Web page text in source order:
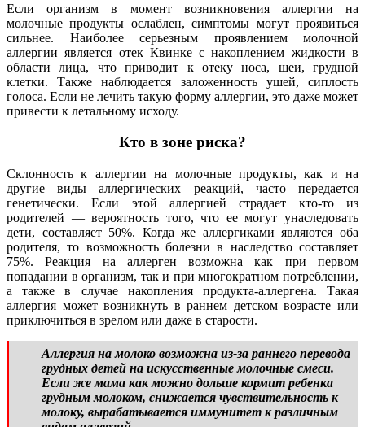
Если организм в момент возникновения аллергии на
молочные продукты ослаблен, симптомы могут проявиться
сильнее. Наиболее серьезным проявлением молочной
аллергии является отек Квинке с накоплением жидкости в
области лица, что приводит к отеку носа, шеи, грудной
клетки. Также наблюдается заложенность ушей, сиплость
голоса. Если не лечить такую форму аллергии, это даже может
привести к летальному исходу.
Кто в зоне риска?
Склонность к аллергии на молочные продукты, как и на
другие виды аллергических реакций, часто передается
генетически. Если этой аллергией страдает кто-то из
родителей — вероятность того, что ее могут унаследовать
дети, составляет 50%. Когда же аллергиками являются оба
родителя, то возможность болезни в наследство составляет
75%. Реакция на аллерген возможна как при первом
попадании в организм, так и при многократном потреблении,
а также в случае накопления продукта-аллергена. Такая
аллергия может возникнуть в раннем детском возрасте или
приключиться в зрелом или даже в старости.
Аллергия на молоко возможна из-за раннего перевода
грудных детей на искусственные молочные смеси.
Если же мама как можно дольше кормит ребенка
грудным молоком, снижается чувствительность к
молоку, вырабатывается иммунитет к различным